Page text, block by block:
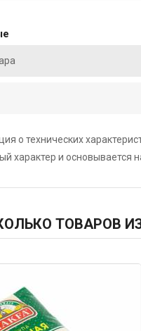
о технических
характер и
ТОВАРОВ